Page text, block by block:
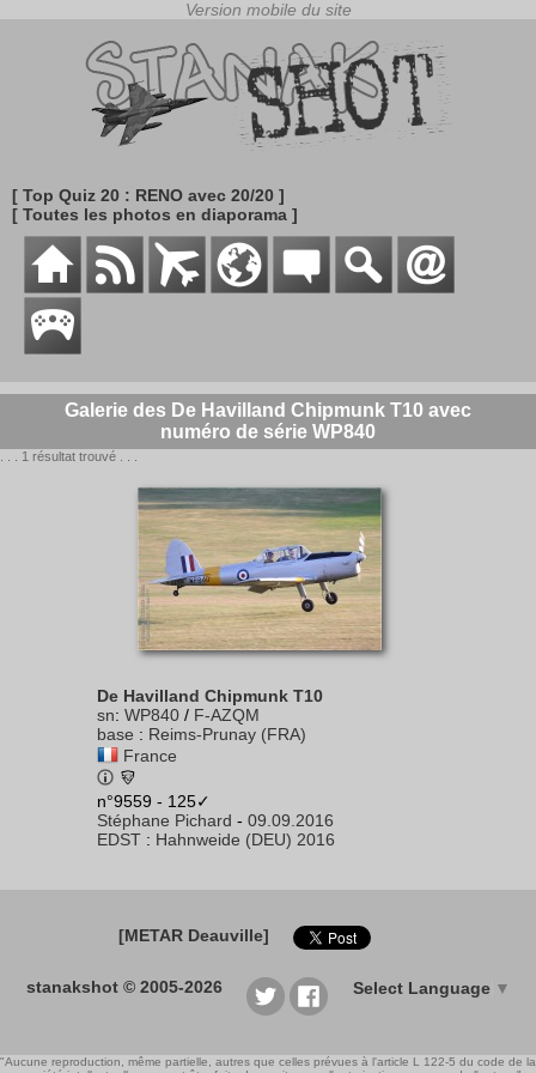
[ Top Quiz 20 : RENO avec 20/20 ]
[ Toutes les photos en diaporama ]
Galerie des De Havilland Chipmunk T10 avec
numéro de série WP840
. . . 1 résultat trouvé . . .
De Havilland Chipmunk T10
sn: WP840 / F-AZQM
base : Reims-Prunay (FRA)
France
n°9559 - 125✓
Stéphane Pichard - 09.09.2016
EDST : Hahnweide (DEU) 2016
[METAR Deauville]
stanakshot © 2005-2026 Select Language ▼
"Aucune reproduction, même partielle, autres que celles prévues à l'article L 122-5 du code de la